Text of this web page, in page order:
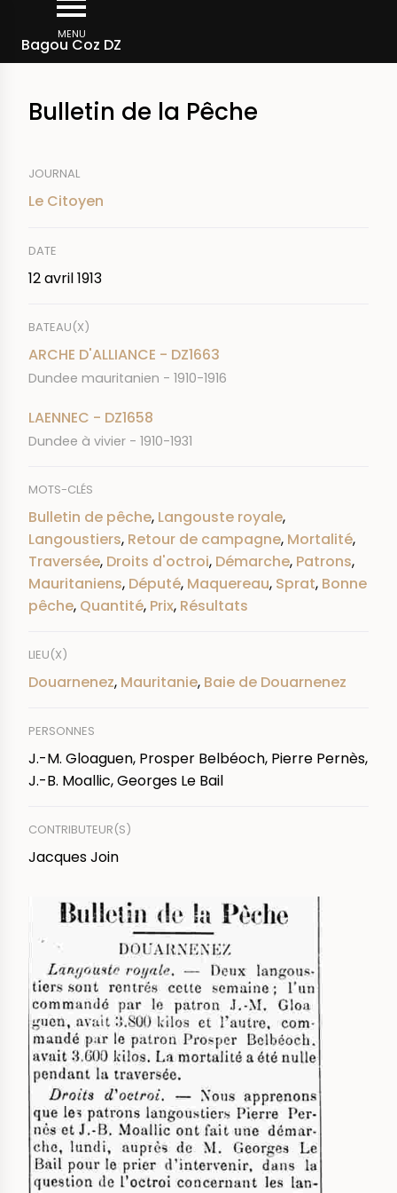
contenu
MENU
Bagou Coz DZ
d'Ariane
Rechercher dans la presse
Bulletin de la Pêche
JOURNAL
Le Citoyen
DATE
12 avril 1913
BATEAU(X)
ARCHE D'ALLIANCE - DZ1663
Dundee mauritanien - 1910-1916
LAENNEC - DZ1658
Dundee à vivier - 1910-1931
MOTS-CLÉS
Bulletin de pêche, Langouste royale,
Langoustiers, Retour de campagne, Mortalité,
Traversée, Droits d'octroi, Démarche, Patrons,
Mauritaniens, Député, Maquereau, Sprat, Bonne
pêche, Quantité, Prix, Résultats
LIEU(X)
Douarnenez, Mauritanie, Baie de Douarnenez
PERSONNES
J.-M. Gloaguen, Prosper Belbéoch, Pierre Pernès,
J.-B. Moallic, Georges Le Bail
CONTRIBUTEUR(S)
Jacques Join
IMAGE